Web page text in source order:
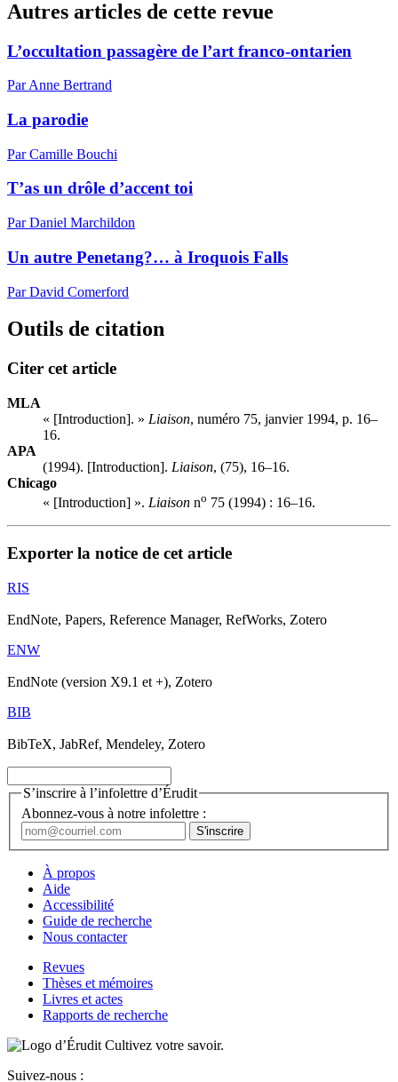
Autres articles de cette revue
L’occultation passagère de l’art franco-ontarien
Par Anne Bertrand
La parodie
Par Camille Bouchi
T’as un drôle d’accent toi
Par Daniel Marchildon
Un autre Penetang?… à Iroquois Falls
Par David Comerford
Outils de citation
Citer cet article
MLA
« [Introduction]. » Liaison, numéro 75, janvier 1994, p. 16–
16.
APA
(1994). [Introduction]. Liaison, (75), 16–16.
Chicago
« [Introduction] ». Liaison no 75 (1994) : 16–16.
Exporter la notice de cet article
RIS
EndNote, Papers, Reference Manager, RefWorks, Zotero
ENW
EndNote (version X9.1 et +), Zotero
BIB
BibTeX, JabRef, Mendeley, Zotero
S’inscrire à l’infolettre d’Érudit
Abonnez-vous à notre infolettre :
À propos
Aide
Accessibilité
Guide de recherche
Nous contacter
Revues
Thèses et mémoires
Livres et actes
Rapports de recherche
Cultivez votre savoir.
Suivez-nous :